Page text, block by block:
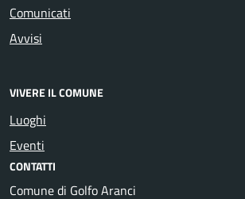
Comunicati
Avvisi
VIVERE IL COMUNE
Luoghi
Eventi
CONTATTI
Comune di Golfo Aranci